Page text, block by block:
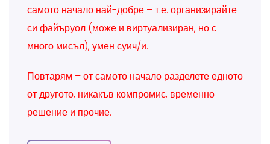
самото начало най-добре – т.е. организирайте
си файъруол (може и виртуализиран, но с
много мисъл), умен суич/и.
Повтарям – от самото начало разделете едното
от другото, никакъв компромис, временно
решение и прочие.